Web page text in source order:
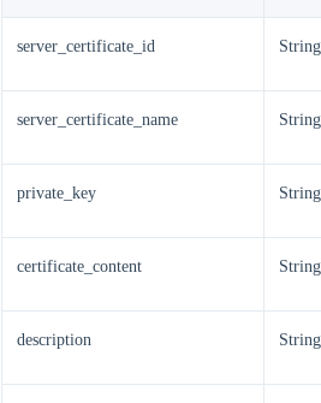
server_certificate_id String
server_certificate_name String
private_key String
certificate_content String
description String